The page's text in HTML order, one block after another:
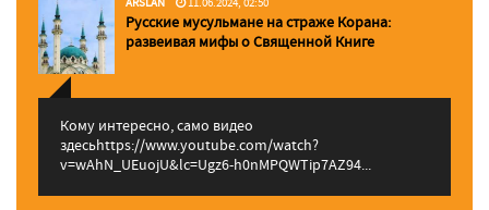
Русские мусульмане на страже Корана:
pазвеивая мифы о Священной Книге
Кому интересно, само видео
здесьhttps://www.youtube.com/watch?
v=wAhN_UEuojU&lc=Ugz6-h0nMPQWTip7AZ94...